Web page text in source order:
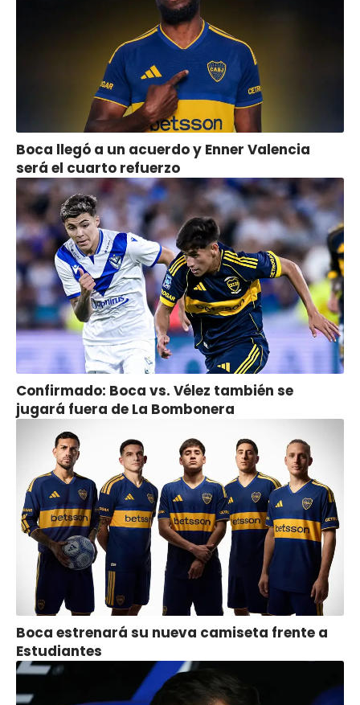
Boca llegó a un acuerdo y Enner Valencia
será el cuarto refuerzo
Confirmado: Boca vs. Vélez también se
jugará fuera de La Bombonera
Boca estrenará su nueva camiseta frente a
Estudiantes